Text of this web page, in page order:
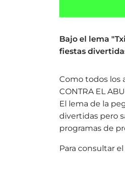
Bajo el lema
fiestas
Como todos los
CONTRA EL
El lema de la
divertidas pero
programas de
Para consultar